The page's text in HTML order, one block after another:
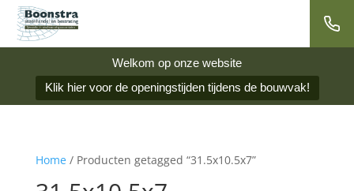
Welkom op onze website
Klik hier voor de openingstijden tijdens de bouwvak!
Home/ Producten getagged “31.5x10.5x7”